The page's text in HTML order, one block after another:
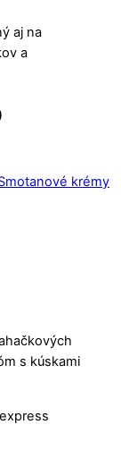
aj na
a
krémy
s kúskami